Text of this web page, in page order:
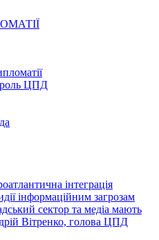
роль ЦПД
інтеграція